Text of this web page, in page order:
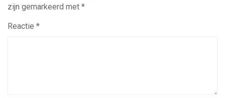
zijn gemarkeerd met *
Reactie *